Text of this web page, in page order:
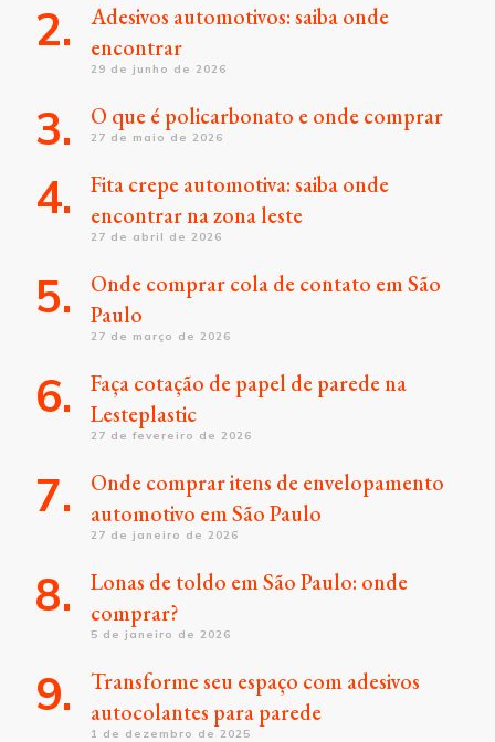
Adesivos automotivos: saiba onde
encontrar
29 de junho de 2026
O que é policarbonato e onde comprar
27 de maio de 2026
Fita crepe automotiva: saiba onde
encontrar na zona leste
27 de abril de 2026
Onde comprar cola de contato em São
Paulo
27 de março de 2026
Faça cotação de papel de parede na
Lesteplastic
27 de fevereiro de 2026
Onde comprar itens de envelopamento
automotivo em São Paulo
27 de janeiro de 2026
Lonas de toldo em São Paulo: onde
comprar?
5 de janeiro de 2026
Transforme seu espaço com adesivos
autocolantes para parede
1 de dezembro de 2025